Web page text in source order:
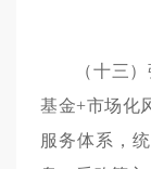
（十三
基金+市场化
服务体系，